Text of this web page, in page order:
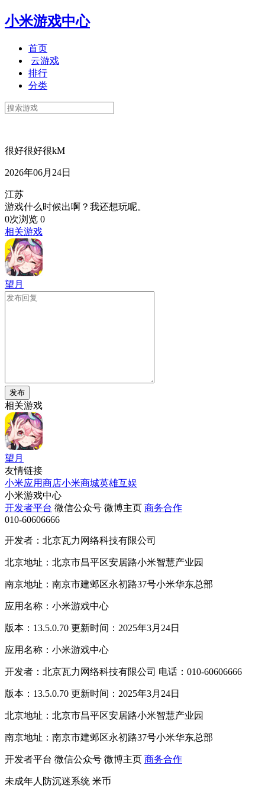
小米游戏中心
首页
云游戏
排行
分类
很好很好很kM
2026年06月24日
江苏
游戏什么时候出啊？我还想玩呢。
0次浏览 0
相关游戏
望月
发布
相关游戏
望月
友情链接
小米应用商店小米商城英雄互娱
小米游戏中心
开发者平台 微信公众号 微博主页 商务合作
010-60606666
开发者：北京瓦力网络科技有限公司
北京地址：北京市昌平区安居路小米智慧产业园
南京地址：南京市建邺区永初路37号小米华东总部
应用名称：小米游戏中心
版本：13.5.0.70 更新时间：2025年3月24日
应用名称：小米游戏中心
开发者：北京瓦力网络科技有限公司 电话：010-60606666
版本：13.5.0.70 更新时间：2025年3月24日
北京地址：北京市昌平区安居路小米智慧产业园
南京地址：南京市建邺区永初路37号小米华东总部
开发者平台 微信公众号 微博主页 商务合作
未成年人防沉迷系统 米币